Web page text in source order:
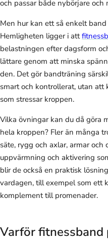
och passar både nybörjare och
Men hur kan ett så enkelt
Hemligheten ligger i att
belastningen efter dagsform
lättare genom att minska
den. Det gör bandträning
smart och kontrollerat, utan att
som stressar kroppen.
Vilka övningar kan du då göra
hela kroppen? Fler än många
säte, rygg och axlar, armar
uppvärmning och aktivering
blir de också en praktisk
vardagen, till exempel som ett
komplement till promenader.
Varför fitnessband